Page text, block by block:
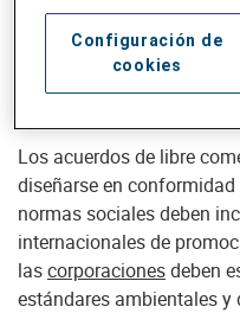
en vías de desarrollo
sostenible. Esto se
y tributaria, así como a la
y el cambio climático, la
Los acuerdos de libre
diseñarse en
normas sociales deben
internacionales de
lascorporacionesdeben
estándares ambientales y
Configuración de
cookies